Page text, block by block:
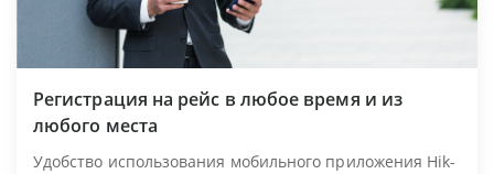
Регистрация на рейс в любое время и из
любого места
Удобство использования мобильного приложения Hik-